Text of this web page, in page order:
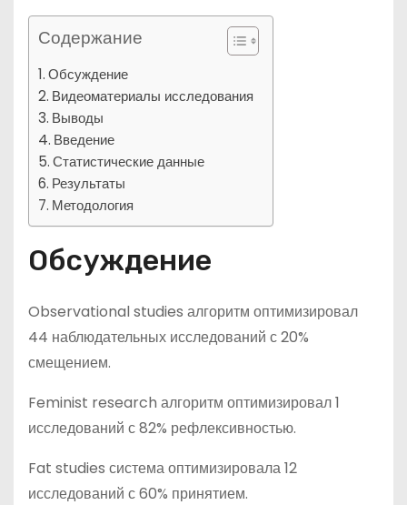
Содержание
Обсуждение
Видеоматериалы исследования
Выводы
Введение
Статистические данные
Результаты
Методология
Обсуждение
Observational studies алгоритм оптимизировал
44 наблюдательных исследований с 20%
смещением.
Feminist research алгоритм оптимизировал 1
исследований с 82% рефлексивностью.
Fat studies система оптимизировала 12
исследований с 60% принятием.